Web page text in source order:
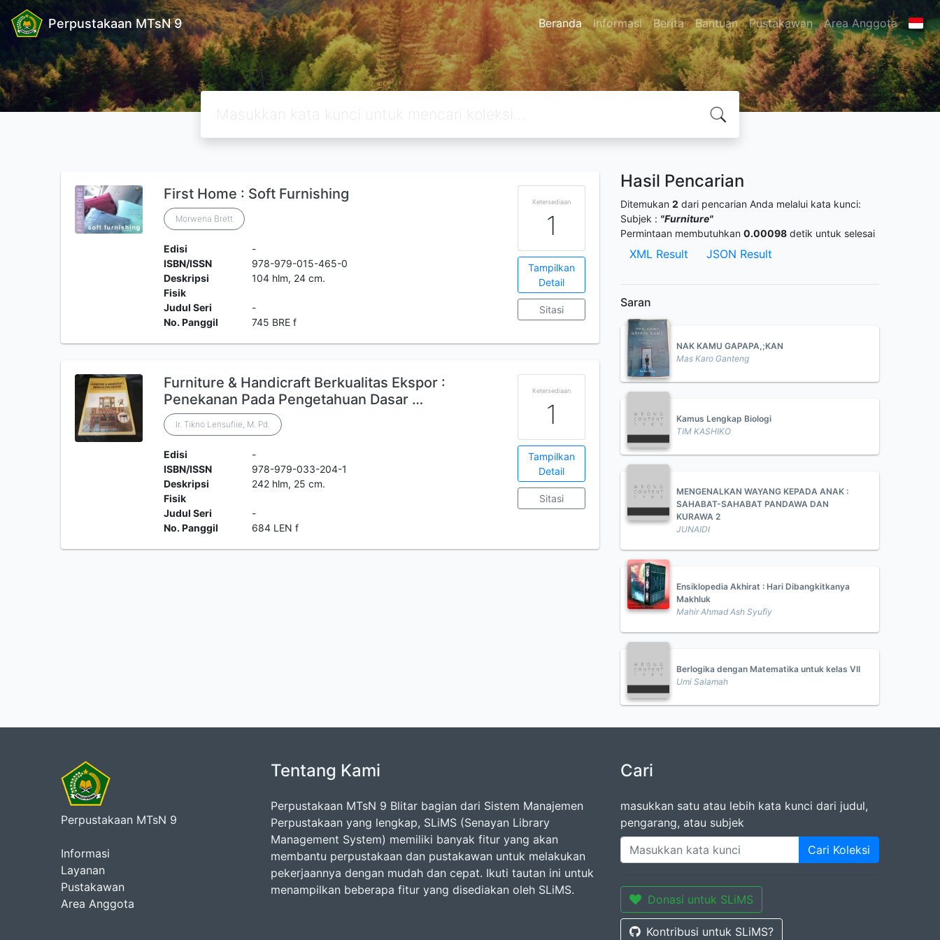
Perpustakaan MTsN 9 Beranda Informasi Berita Bantuan Pustakawan Area Anggota
First Home : Soft Furnishing
Morwena Brett
Edisi
-
ISBN/ISSN
978-979-015-465-0
Deskripsi
Fisik
104 hlm, 24 cm.
Judul Seri
-
No. Panggil
745 BRE f
Ketersediaan
1
Tampilkan
Detail
Sitasi
Furniture & Handicraft Berkualitas Ekspor :
Penekanan Pada Pengetahuan Dasar …
Ir. Tikno Lensufiie, M. Pd.
Edisi
-
ISBN/ISSN
978-979-033-204-1
Deskripsi
Fisik
242 hlm, 25 cm.
Judul Seri
-
No. Panggil
684 LEN f
Ketersediaan
1
Tampilkan
Detail
Sitasi
Hasil Pencarian
Ditemukan 2 dari pencarian Anda melalui kata kunci:
Subjek : "Furniture"
Permintaan membutuhkan 0.00098 detik untuk selesai
XML Result JSON Result
Saran
NAK KAMU GAPAPA,;KAN
Mas Karo Ganteng
Kamus Lengkap Biologi
TIM KASHIKO
MENGENALKAN WAYANG KEPADA ANAK :
SAHABAT-SAHABAT PANDAWA DAN
KURAWA 2
JUNAIDI
Ensiklopedia Akhirat : Hari Dibangkitkanya
Makhluk
Mahir Ahmad Ash Syufiy
Berlogika dengan Matematika untuk kelas VII
Umi Salamah
Perpustakaan MTsN 9
Informasi
Layanan
Pustakawan
Area Anggota
Tentang Kami
Perpustakaan MTsN 9 Blitar bagian dari Sistem Manajemen
Perpustakaan yang lengkap, SLiMS (Senayan Library
Management System) memiliki banyak fitur yang akan
membantu perpustakaan dan pustakawan untuk melakukan
pekerjaannya dengan mudah dan cepat. Ikuti tautan ini untuk
menampilkan beberapa fitur yang disediakan oleh SLiMS.
Cari
masukkan satu atau lebih kata kunci dari judul,
pengarang, atau subjek
Cari Koleksi
Donasi untuk SLiMS
Kontribusi untuk SLiMS?